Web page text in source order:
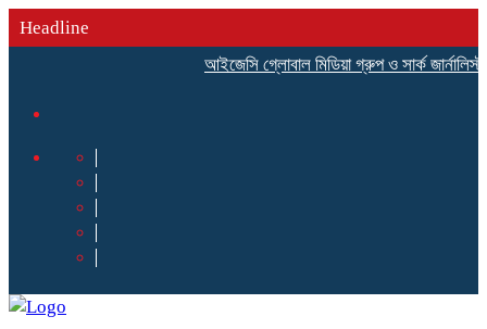
Headline
আইজেসি গ্লোবাল মিডিয়া গ্রুপ ও সার্ক জার্নালিস্ট